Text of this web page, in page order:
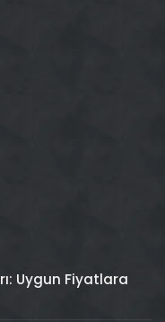
Uygun Fiyatlara